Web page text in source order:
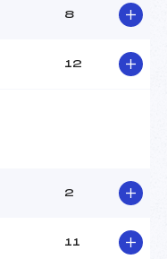
8
12
2
11